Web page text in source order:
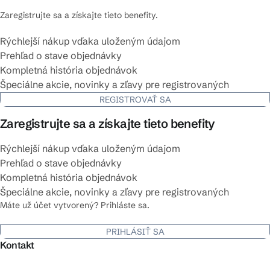
Zaregistrujte sa a získajte tieto benefity.
Rýchlejší nákup vďaka uloženým údajom
Prehľad o stave objednávky
Kompletná história objednávok
Špeciálne akcie, novinky a zľavy pre registrovaných
REGISTROVAŤ SA
Zaregistrujte sa a získajte tieto benefity
Rýchlejší nákup vďaka uloženým údajom
Prehľad o stave objednávky
Kompletná história objednávok
Špeciálne akcie, novinky a zľavy pre registrovaných
Máte už účet vytvorený? Prihláste sa.
PRIHLÁSIŤ SA
Kontakt